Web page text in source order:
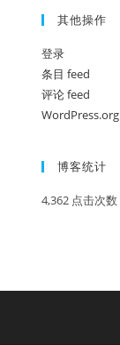
其他操作
登录
条目 feed
评论 feed
WordPress.org
博客统计
4,362 点击次数